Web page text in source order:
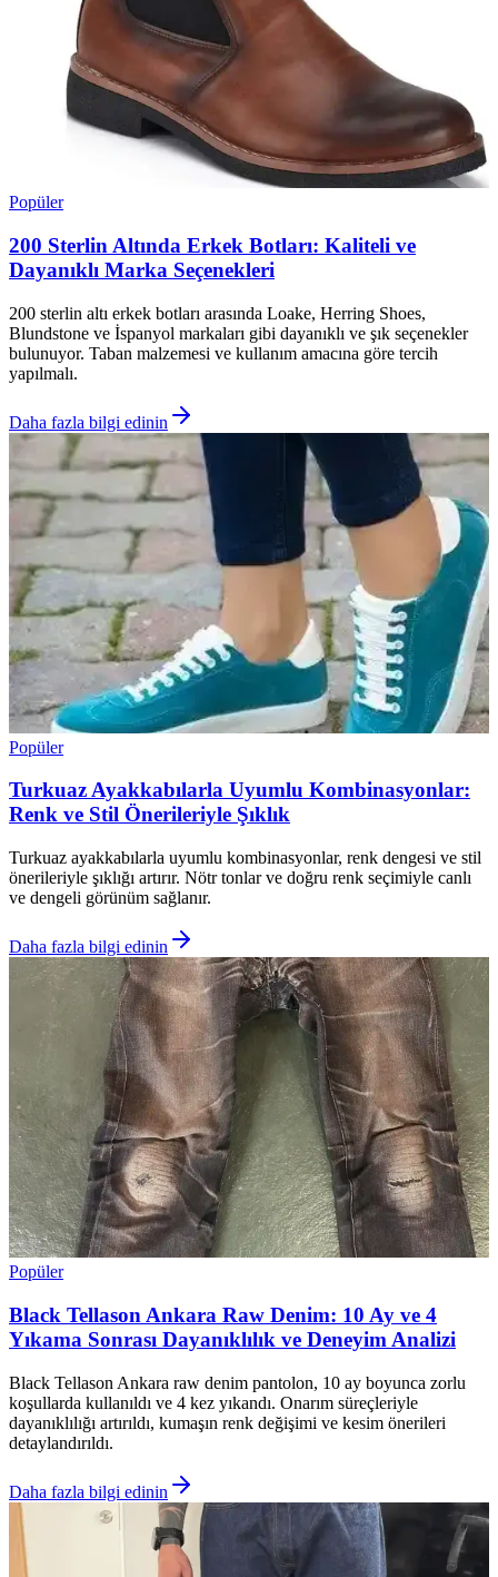
Popüler
200 Sterlin Altında Erkek Botları: Kaliteli ve
Dayanıklı Marka Seçenekleri
200 sterlin altı erkek botları arasında Loake, Herring Shoes,
Blundstone ve İspanyol markaları gibi dayanıklı ve şık seçenekler
bulunuyor. Taban malzemesi ve kullanım amacına göre tercih
yapılmalı.
Daha fazla bilgi edinin
Popüler
Turkuaz Ayakkabılarla Uyumlu Kombinasyonlar:
Renk ve Stil Önerileriyle Şıklık
Turkuaz ayakkabılarla uyumlu kombinasyonlar, renk dengesi ve stil
önerileriyle şıklığı artırır. Nötr tonlar ve doğru renk seçimiyle canlı
ve dengeli görünüm sağlanır.
Daha fazla bilgi edinin
Popüler
Black Tellason Ankara Raw Denim: 10 Ay ve 4
Yıkama Sonrası Dayanıklılık ve Deneyim Analizi
Black Tellason Ankara raw denim pantolon, 10 ay boyunca zorlu
koşullarda kullanıldı ve 4 kez yıkandı. Onarım süreçleriyle
dayanıklılığı artırıldı, kumaşın renk değişimi ve kesim önerileri
detaylandırıldı.
Daha fazla bilgi edinin